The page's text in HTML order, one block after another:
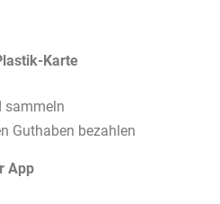
Karte
sammeln
Guthaben bezahlen
App